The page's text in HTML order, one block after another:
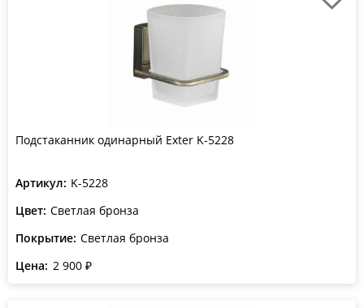
Подстаканник одинарный Exter K-5228
Артикул: K-5228
Цвет: Светлая бронза
Покрытие: Светлая бронза
Цена: 2 900 ₽